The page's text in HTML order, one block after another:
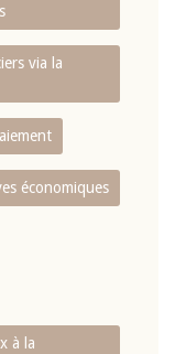
via la
économiques
à la